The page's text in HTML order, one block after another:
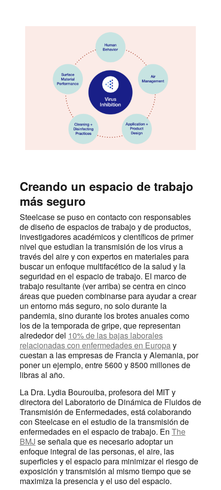
Creando un espacio de trabajo
más seguro
Steelcase se puso en contacto con responsables
de diseño de espacios de trabajo y de productos,
investigadores académicos y científicos de primer
nivel que estudian la transmisión de los virus a
través del aire y con expertos en materiales para
buscar un enfoque multifacético de la salud y la
seguridad en el espacio de trabajo. El marco de
trabajo resultante (ver arriba) se centra en cinco
áreas que pueden combinarse para ayudar a crear
un entorno más seguro, no solo durante la
pandemia, sino durante los brotes anuales como
los de la temporada de gripe, que representan
alrededor del 10% de las bajas laborales
relacionadas con enfermedades en Europay
cuestan a las empresas de Francia y Alemania, por
poner un ejemplo, entre 5600 y 8500 millones de
libras al año.
La Dra. Lydia Bourouiba, profesora del MIT y
directora del Laboratorio de Dinámica de Fluidos de
Transmisión de Enfermedades, está colaborando
con Steelcase en el estudio de la transmisión de
enfermedades en el espacio de trabajo. En The
BMJ se señala que es necesario adoptar un
enfoque integral de las personas, el aire, las
superficies y el espacio para minimizar el riesgo de
exposición y transmisión al mismo tiempo que se
maximiza la presencia y el uso del espacio.